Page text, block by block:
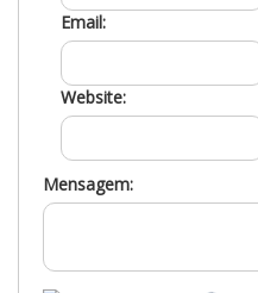
Email:
Website:
Mensagem: